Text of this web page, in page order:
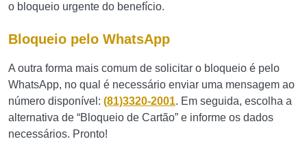
o bloqueio urgente do benefício.
Bloqueio pelo WhatsApp
A outra forma mais comum de solicitar o bloqueio é pelo
WhatsApp, no qual é necessário enviar uma mensagem ao
número disponível: (81)3320-2001. Em seguida, escolha a
alternativa de “Bloqueio de Cartão” e informe os dados
necessários. Pronto!